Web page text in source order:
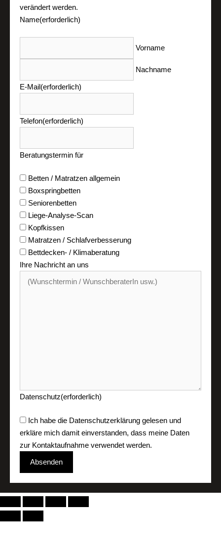
verändert werden.
Name(erforderlich)
Vorname
Nachname
E-Mail(erforderlich)
Telefon(erforderlich)
Beratungstermin für
Betten / Matratzen allgemein
Boxspringbetten
Seniorenbetten
Liege-Analyse-Scan
Kopfkissen
Matratzen / Schlafverbesserung
Bettdecken- / Klimaberatung
Ihre Nachricht an uns
Datenschutz(erforderlich)
Ich habe die Datenschutzerklärung gelesen und
erkläre mich damit einverstanden, dass meine Daten
zur Kontaktaufnahme verwendet werden.
Absenden